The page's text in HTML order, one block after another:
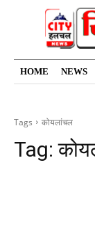
HOME NEWS
Tags कोयलांचल
Tag: